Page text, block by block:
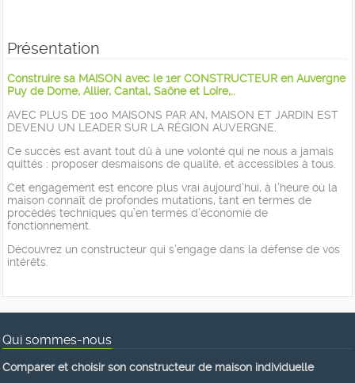
Présentation
Construire sa MAISON avec le 1er CONSTRUCTEUR en Auvergne
Puy de Dome, Allier, Cantal, Saône et Loire,..
AVEC PLUS DE 100 MAISONS PAR AN, MAISON ET JARDIN EST
DEVENU UN LEADER SUR LA RÉGION AUVERGNE.
Ce succès est avant tout dû à une volonté qui ne nous a jamais
quittés : proposer desmaisons de qualité, et accessibles à tous.
Cet engagement est encore plus vrai aujourd’hui, à l’heure où la
maison connaît de profondes mutations, tant en termes de
procédés techniques qu’en termes d’économie de
fonctionnement.
Découvrez un constructeur qui s’engage dans la défense de vos
intérêts.
Qui sommes-nous
Comparer et choisir son constructeur de maison individuelle